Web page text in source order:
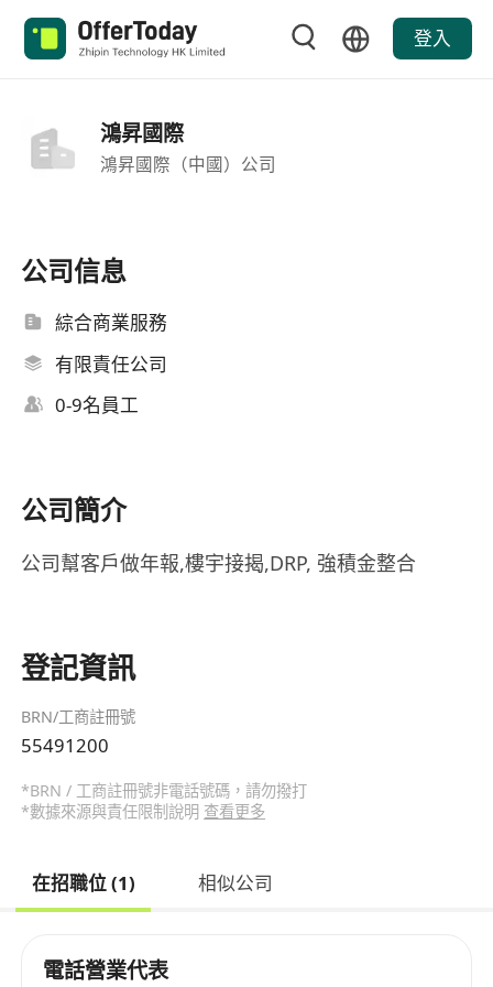
登入
鴻昇國際
鴻昇國際（中國）公司
公司信息
綜合商業服務
有限責任公司
0-9名員工
公司簡介
公司幫客戶做年報,樓宇接揭,DRP, 強積金整合
登記資訊
BRN/工商註冊號
55491200
*BRN / 工商註冊號非電話號碼，請勿撥打
*數據來源與責任限制說明 查看更多
在招職位 (1) 相似公司
電話營業代表